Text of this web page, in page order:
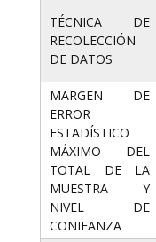
TÉCNICA DE
RECOLECCIÓN
DE DATOS
MARGEN DE
ERROR
ESTADÍSTICO
MÁXIMO DEL
TOTAL DE LA
MUESTRA Y
NIVEL DE
CONIFANZA